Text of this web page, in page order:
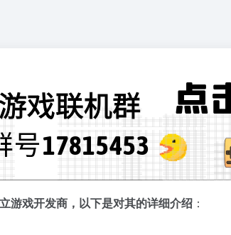
游戏开发商，以下是对其的详细介绍 ：